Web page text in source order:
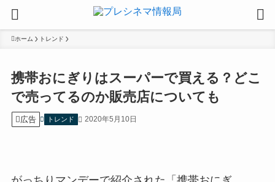
ホーム トレンド
携帯おにぎりはスーパーで買える？どこ
で売ってるのか販売店についても
広告 トレンド 2020年5月10日